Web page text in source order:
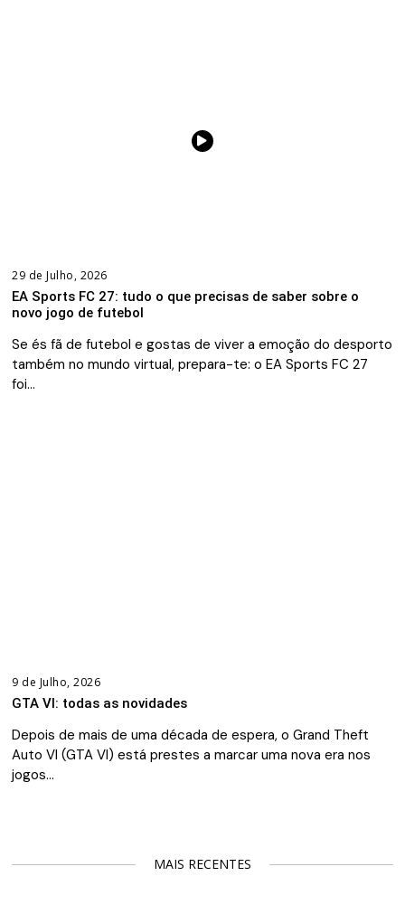
29 de Julho, 2026
EA Sports FC 27: tudo o que precisas de saber sobre o
novo jogo de futebol
Se és fã de futebol e gostas de viver a emoção do desporto
também no mundo virtual, prepara-te: o EA Sports FC 27
foi…
9 de Julho, 2026
GTA VI: todas as novidades
Depois de mais de uma década de espera, o Grand Theft
Auto VI (GTA VI) está prestes a marcar uma nova era nos
jogos…
MAIS RECENTES